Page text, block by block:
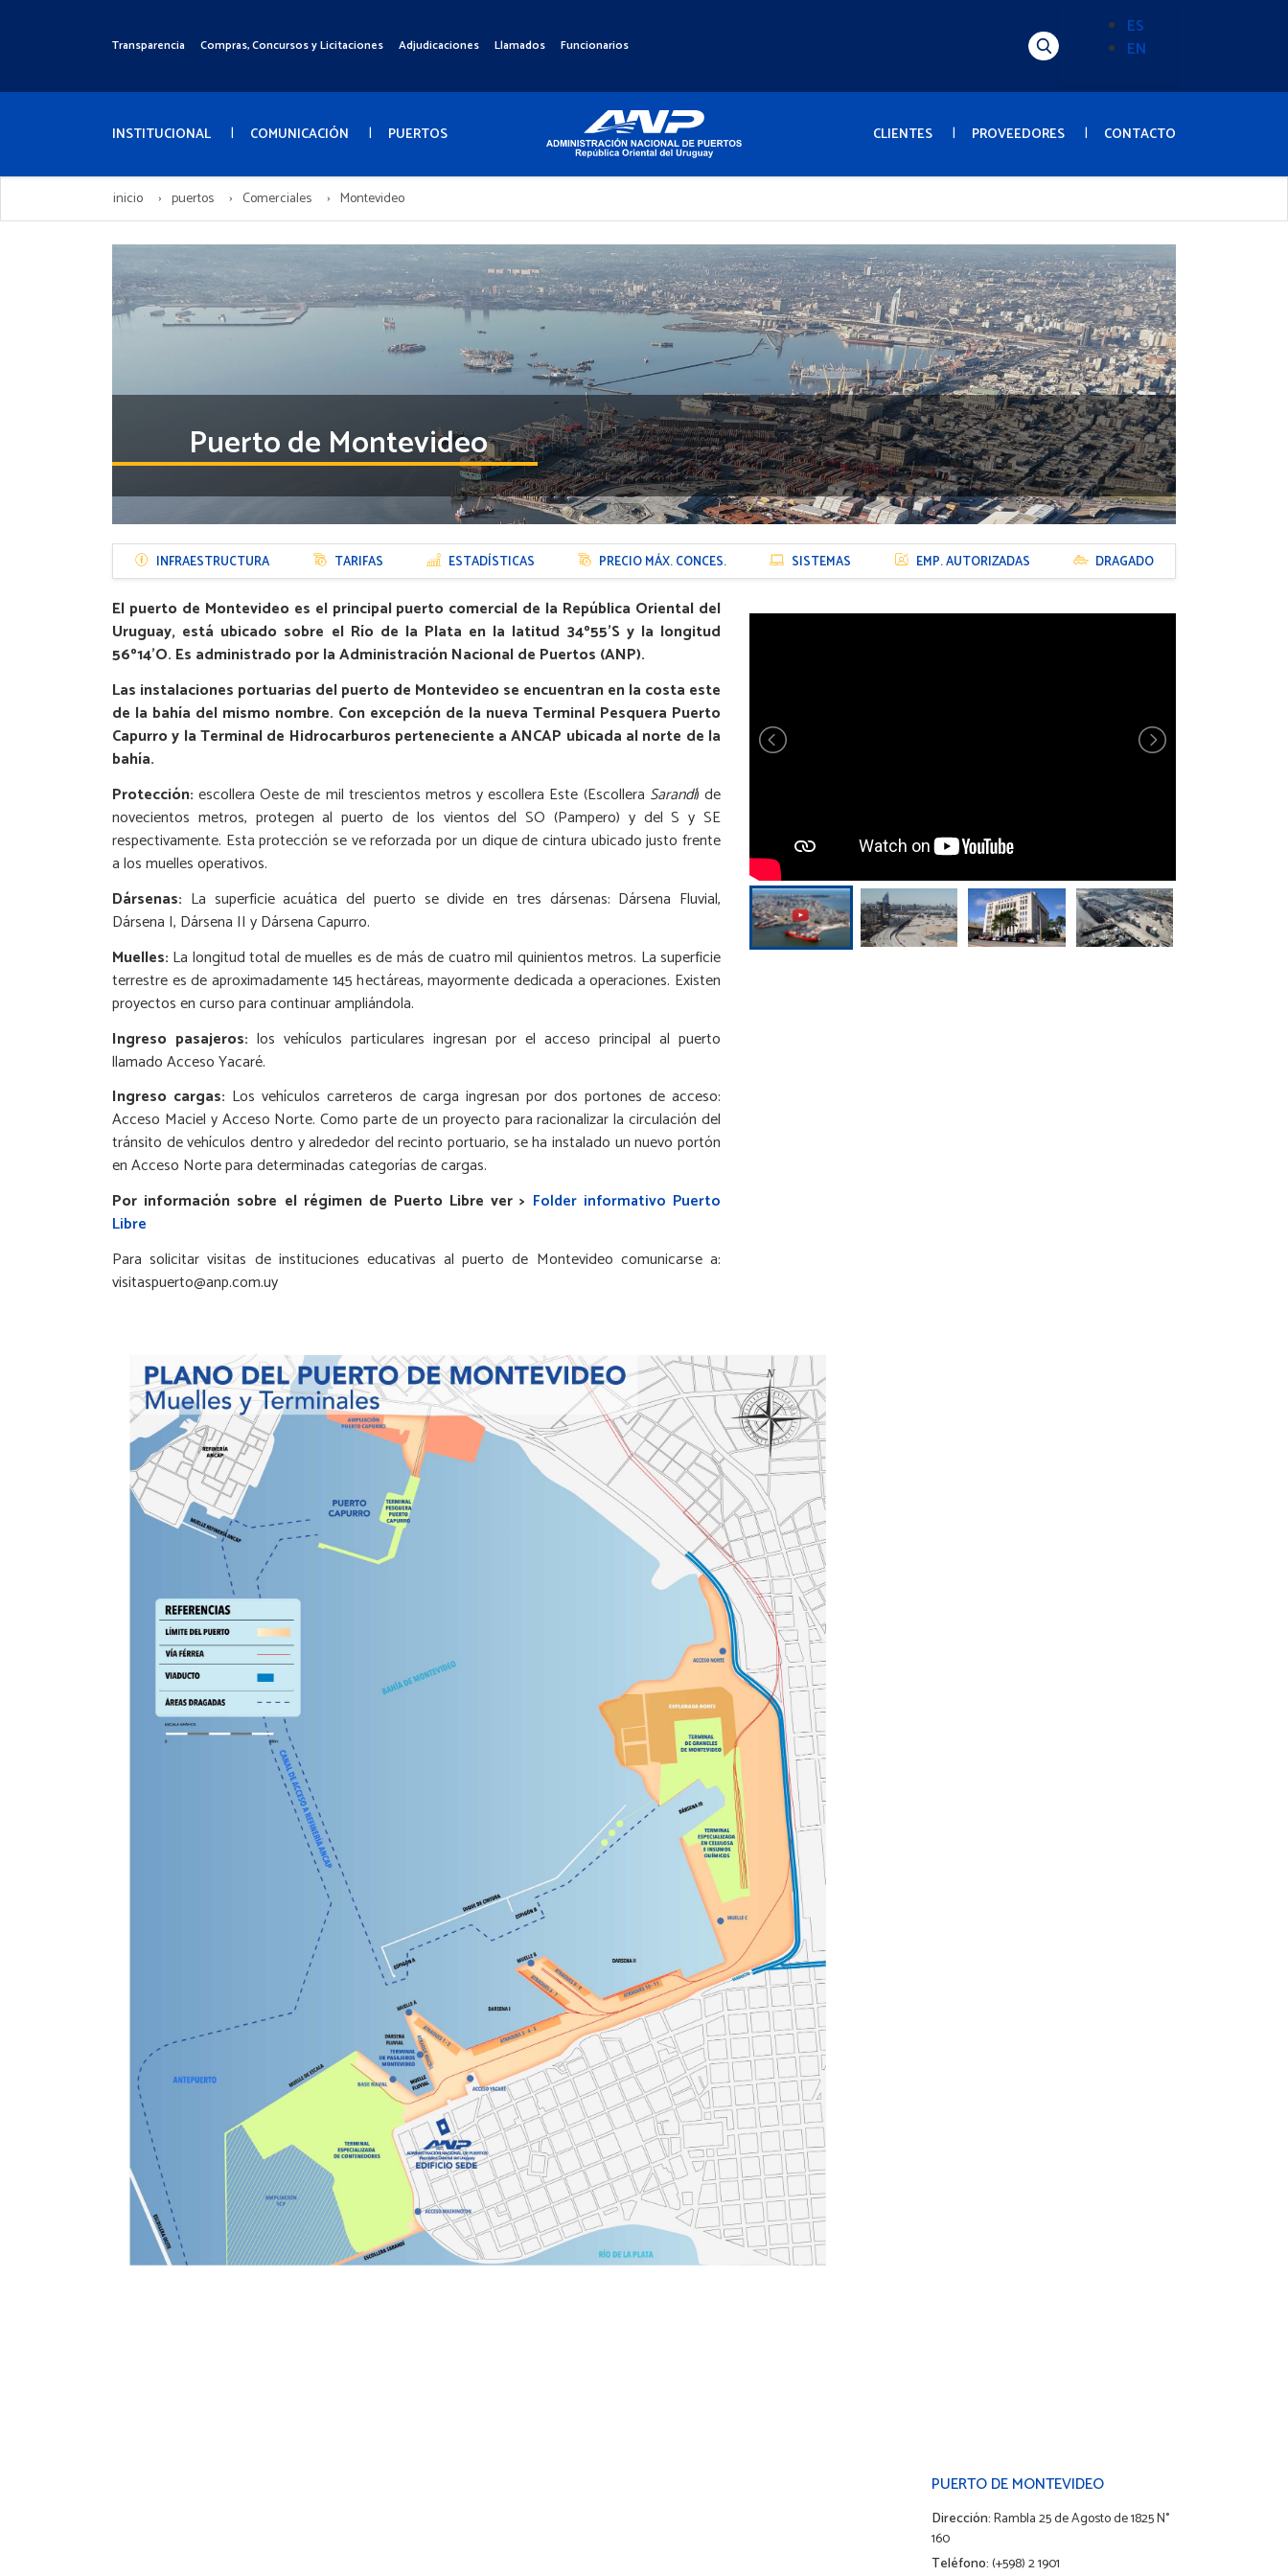
Menú
Transparencia Compras, Concursos y Licitaciones Adjudicaciones Llamados Funcionarios Alternador
(Content)
ES
EN
Menú
INSTITUCIONAL COMUNICACIÓN PUERTOS CLIENTES PROVEEDORES CONTACTO
inicio puertos Comerciales Montevideo
Puerto de Montevideo
Menú
PuertosINFRAESTRUCTURA TARIFAS ESTADÍSTICAS PRECIO MÁX. CONCES. SISTEMAS EMP. AUTORIZADAS DRAGADO
El puerto de Montevideo es el principal puerto comercial de la República Oriental del
Uruguay, está ubicado sobre el Río de la Plata en la latitud 34º55’S y la longitud
56º14’O. Es administrado por la Administración Nacional de Puertos (ANP).
Las instalaciones portuarias del puerto de Montevideo se encuentran en la costa este
de la bahía del mismo nombre. Con excepción de la nueva Terminal Pesquera Puerto
Capurro y la Terminal de Hidrocarburos perteneciente a ANCAP ubicada al norte de la
bahía.
Protección: escollera Oeste de mil trescientos metros y escollera Este (Escollera Sarandí) de
novecientos metros, protegen al puerto de los vientos del SO (Pampero) y del S y SE
respectivamente. Esta protección se ve reforzada por un dique de cintura ubicado justo frente
a los muelles operativos.
Dársenas: La superficie acuática del puerto se divide en tres dársenas: Dársena Fluvial,
Dársena I, Dársena II y Dársena Capurro.
Muelles: La longitud total de muelles es de más de cuatro mil quinientos metros. La superficie
terrestre es de aproximadamente 145 hectáreas, mayormente dedicada a operaciones. Existen
proyectos en curso para continuar ampliándola.
Ingreso pasajeros: los vehículos particulares ingresan por el acceso principal al puerto
llamado Acceso Yacaré.
Ingreso cargas: Los vehículos carreteros de carga ingresan por dos portones de acceso:
Acceso Maciel y Acceso Norte. Como parte de un proyecto para racionalizar la circulación del
tránsito de vehículos dentro y alrededor del recinto portuario, se ha instalado un nuevo portón
en Acceso Norte para determinadas categorías de cargas.
Por información sobre el régimen de Puerto Libre ver > Folder informativo Puerto
Libre
Para solicitar visitas de instituciones educativas al puerto de Montevideo comunicarse a:
visitaspuerto@anp.com.uy
PUERTO DE MONTEVIDEO
Dirección:Rambla 25 de Agosto de 1825 N°
160
Teléfono:(+598) 2 1901